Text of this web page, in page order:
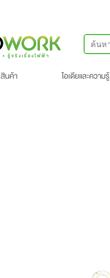
สินค้า ไอเดียและความรู้